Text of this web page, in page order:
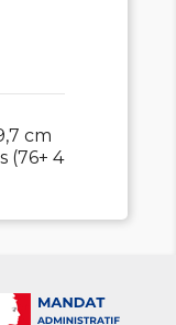
cm
(76+ 4